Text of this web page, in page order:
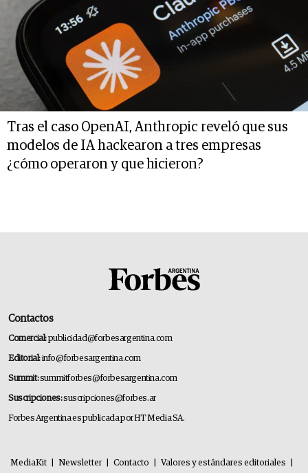
Tras el caso OpenAI, Anthropic reveló que sus
modelos de IA hackearon a tres empresas
¿cómo operaron y que hicieron?
Contactos
Comercial:publicidad@forbesargentina.com
Editorial:info@forbesargentina.com
Summit:summitforbes@forbesargentina.com
Suscripciones:suscripciones@forbes.ar
Forbes Argentina es publicada por HT Media SA.
MediaKit Newsletter Contacto Valores y estándares editoriales